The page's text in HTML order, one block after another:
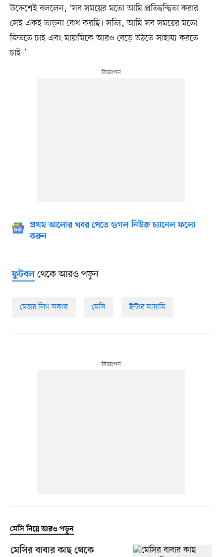
উদ্দেশেই বললেন, ‘সব সময়ের মতো আমি প্রতিদ্বন্দ্বিতা করার
সেই একই তাড়না বোধ করছি। সত্যি, আমি সব সময়ের মতো
জিততে চাই এবং মায়ামিকে আরও বেড়ে উঠতে সাহায্য করতে
চাই।’
প্রথম আলোর খবর পেতে গুগল নিউজ চ্যানেল ফলো
করুন
ফুটবলথেকে আরও পড়ুন
মেজর লিগ সকার মেসি ইন্টার মায়ামি
মেসি নিয়ে আরও পড়ুন
মেসির বাবার কাছ থেকে